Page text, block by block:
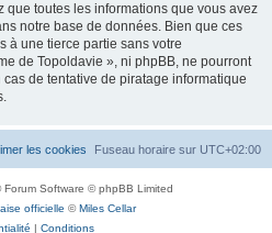
que toutes les informations que vous avez
notre base de données. Bien que ces
à une tierce partie sans votre
de Topoldavie », ni phpBB, ne pourront
de tentative de piratage informatique
Fuseau horaire sur UTC+02:00
les cookies
Forum Software © phpBB Limited
officielle ©Miles Cellar
| Conditions